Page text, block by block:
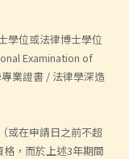
學位或法律博士學位
Examination of
業證書 / 法律學深造
或在申請日之前不超
，而於上述3年期間